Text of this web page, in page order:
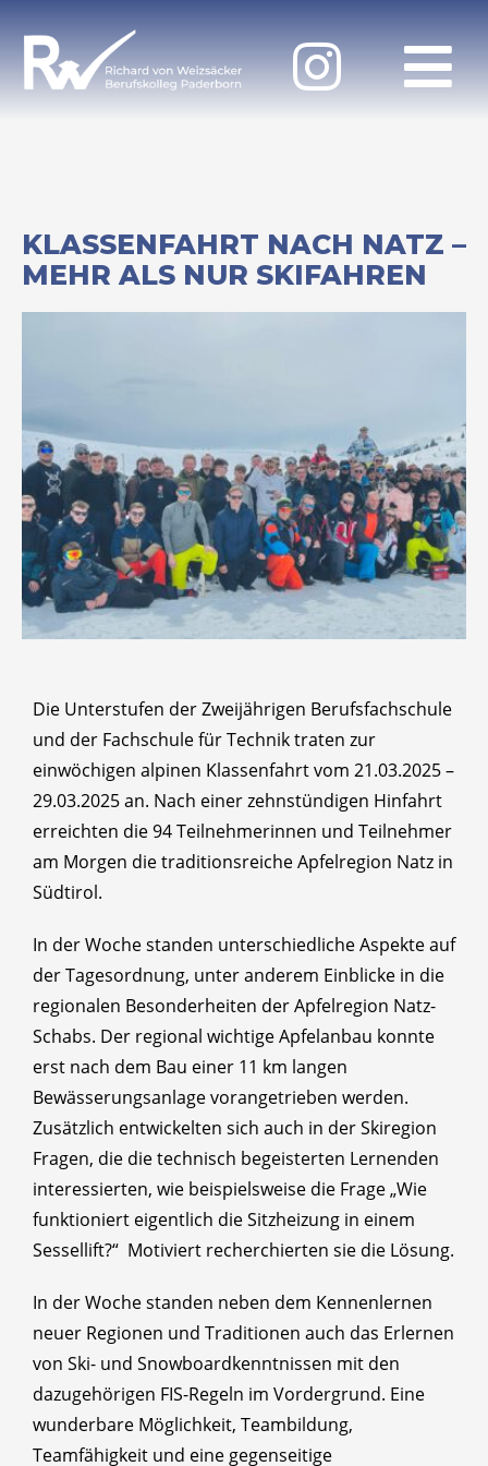
KLASSENFAHRT NACH NATZ –
MEHR ALS NUR SKIFAHREN
Die Unterstufen der Zweijährigen Berufsfachschule
und der Fachschule für Technik traten zur
einwöchigen alpinen Klassenfahrt vom 21.03.2025 –
29.03.2025 an. Nach einer zehnstündigen Hinfahrt
erreichten die 94 Teilnehmerinnen und Teilnehmer
am Morgen die traditionsreiche Apfelregion Natz in
Südtirol.
In der Woche standen unterschiedliche Aspekte auf
der Tagesordnung, unter anderem Einblicke in die
regionalen Besonderheiten der Apfelregion Natz-
Schabs. Der regional wichtige Apfelanbau konnte
erst nach dem Bau einer 11 km langen
Bewässerungsanlage vorangetrieben werden.
Zusätzlich entwickelten sich auch in der Skiregion
Fragen, die die technisch begeisterten Lernenden
interessierten, wie beispielsweise die Frage „Wie
funktioniert eigentlich die Sitzheizung in einem
Sessellift?“ Motiviert recherchierten sie die Lösung.
In der Woche standen neben dem Kennenlernen
neuer Regionen und Traditionen auch das Erlernen
von Ski- und Snowboardkenntnissen mit den
dazugehörigen FIS-Regeln im Vordergrund. Eine
wunderbare Möglichkeit, Teambildung,
Teamfähigkeit und eine gegenseitige